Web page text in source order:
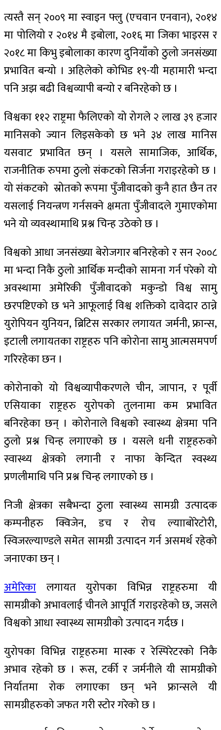
त्यस्तै सन् २००९ मा स्वाइन फ्लु (एचवान एनवान), २०१४
मा पोलियो र २०१४ मै इबोला, २०१६ मा जिका भाइरस र
२०१८ मा किभु इबोलाका कारण दुनियाँको ठुलो जनसंख्या
प्रभावित बन्यो । अहिलेको कोभिड १९-यी महामारी भन्दा
पनि अझ बढी विश्वव्यापी बन्यो र बनिरहेको छ ।
विश्वका ११२ राष्ट्रमा फैलिएको यो रोगले २ लाख ३९ हजार
मानिसको ज्यान लिइसकेको छ भने ३४ लाख मानिस
यसवाट प्रभावित छन् । यसले सामाजिक, आर्थिक,
राजनीतिक रुपमा ठुलो संकटको सिर्जना गराइरहेको छ ।
यो संकटको स्रोतको रूपमा पुँजीवादको कुनै हात छैन तर
यसलाई नियन्त्रण गर्नसक्ने क्षमता पुँजीवादले गुमाएकोमा
भने यो व्यवस्थामाथि प्रश्न चिन्ह उठेको छ ।
विश्वको आधा जनसंख्या बेरोजगार बनिरहेको र सन २००८
मा भन्दा निकै ठुलो आर्थिक मन्दीको सामना गर्न परेको यो
अवस्थामा अमेरिकी पुँजीवादको मकुन्डो विश्व सामु
छरपष्टिएको छ भने आफूलाई विश्व शक्तिको दावेदार ठान्ने
युरोपियन युनियन, ब्रिटिस सरकार लगायत जर्मनी, फ्रान्स,
इटाली लगायतका राष्ट्रहरु पनि कोरोना सामु आत्मसमपर्ण
गरिरहेका छन ।
कोरोनाको यो विश्वव्यापीकरणले चीन, जापान, र पूर्वी
एसियाका राष्ट्रहरु युरोपको तुलनामा कम प्रभावित
बनिरहेका छन् । कोरोनाले विश्वको स्वास्थ्य क्षेत्रमा पनि
ठुलो प्रश्न चिन्ह लगाएको छ । यसले धनी राष्ट्रहरुको
स्वास्थ्य क्षेत्रको लगानी र नाफा केन्दित स्वस्थ्य
प्रणलीमाथि पनि प्रश्न चिन्ह लगाएको छ ।
निजी क्षेत्रका सबैभन्दा ठुला स्वास्थ्य सामग्री उत्पादक
कम्पनीहरु क्विजेन, डच र रोच ल्यााबोरेटोरी,
स्विजरल्याण्डले समेत सामग्री उत्पादन गर्न असमर्थ रहेको
जनाएका छन् ।
अमेरिका लगायत युरोपका विभिन्न राष्ट्रहरुमा यी
सामग्रीको अभावलाई चीनले आपूर्ति गराइरहेको छ, जसले
विश्वको आधा स्वास्थ्य सामग्रीको उत्पादन गर्दछ ।
युरोपका विभिन्न राष्ट्रहरुमा मास्क र रेस्पिरेटरको निकै
अभाव रहेको छ । रूस, टर्की र जर्मनीले यी सामग्रीको
निर्यातमा रोक लगाएका छन् भने फ्रान्सले यी
सामग्रीहरुको जफत गरी स्टोर गरेको छ ।